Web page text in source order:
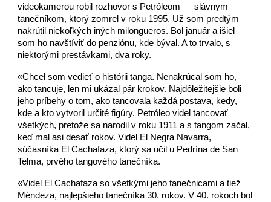
videokamerou robil rozhovor s Petróleom — slávnym
tanečníkom, ktorý zomrel v roku 1995. Už som predtým
nakrútil niekoľkých iných milongueros. Bol január a išiel
som ho navštíviť do penziónu, kde býval. A to trvalo, s
niektorými prestávkami, dva roky.
«Chcel som vedieť o histórii tanga. Nenakrúcal som ho,
ako tancuje, len mi ukázal pár krokov. Najdôležitejšie boli
jeho príbehy o tom, ako tancovala každá postava, kedy,
kde a kto vytvoril určité figúry. Petróleo videl tancovať
všetkých, pretože sa narodil v roku 1911 a s tangom začal,
keď mal asi desať rokov. Videl El Negra Navarra,
súčasníka El Cachafaza, ktorý sa učil u Pedrína de San
Telma, prvého tangového tanečníka.
«Videl El Cachafaza so všetkými jeho tanečnicami a tiež
Méndeza, najlepšieho tanečníka 30. rokov. V 40. rokoch bol